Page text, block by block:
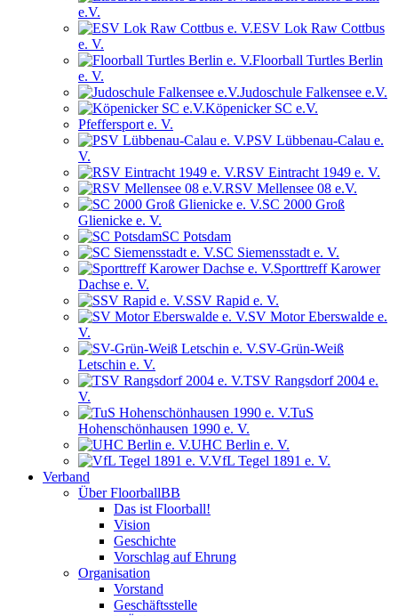
e.V.
ESV Lok Raw Cottbus
e. V.
Floorball Turtles Berlin
e. V.
Judoschule Falkensee e.V.
Köpenicker SC e.V.
Pfeffersport e. V.
PSV Lübbenau-Calau e.
V.
RSV Eintracht 1949 e. V.
RSV Mellensee 08 e.V.
SC 2000 Groß
Glienicke e. V.
SC Potsdam
SC Siemensstadt e. V.
Sporttreff Karower
Dachse e. V.
SSV Rapid e. V.
SV Motor Eberswalde e.
V.
SV-Grün-Weiß
Letschin e. V.
TSV Rangsdorf 2004 e.
V.
TuS
Hohenschönhausen 1990 e. V.
UHC Berlin e. V.
VfL Tegel 1891 e. V.
Verband
Über FloorballBB
Das ist Floorball!
Vision
Geschichte
Vorschlag auf Ehrung
Organisation
Vorstand
Geschäftsstelle